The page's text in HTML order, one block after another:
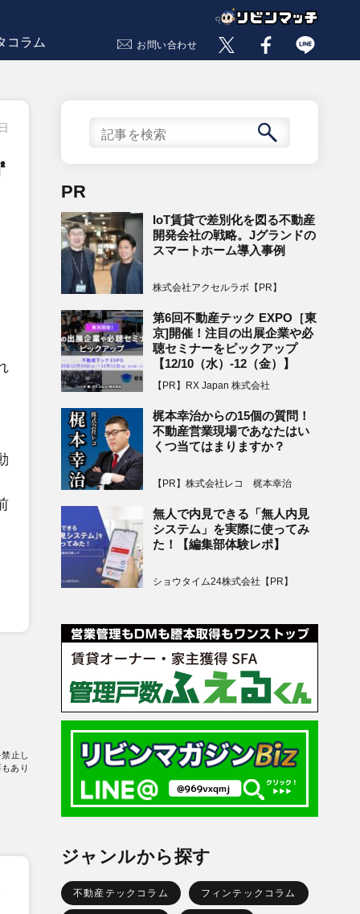
コラム お問い合わせ
止し
あり
PR
IoT賃貸で差別化を図る不動産
開発会社の戦略。Jグランドの
スマートホーム導入事例
株式会社アクセルラボ【PR】
第6回不動産テック EXPO［東
京]開催！注目の出展企業や必
聴セミナーをピックアップ
【12/10（水）-12（金）】
【PR】RX Japan 株式会社
梶本幸治からの15個の質問！
不動産営業現場であなたはい
くつ当てはまりますか？
【PR】株式会社レコ 梶本幸治
無人で内見できる「無人内見
システム」を実際に使ってみ
た！【編集部体験レポ】
ショウタイム24株式会社【PR】
ジャンルから探す
不動産テックコラム フィンテックコラム